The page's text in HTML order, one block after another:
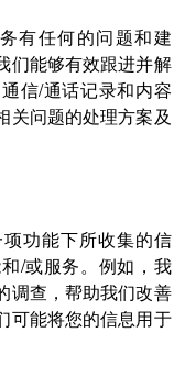
有任何的问题和建
们能够有效跟进并解
信/通话记录和内容
关问题的处理方案及
功能下所收集的信
/或服务。例如，我
调查，帮助我们改善
可能将您的信息用于